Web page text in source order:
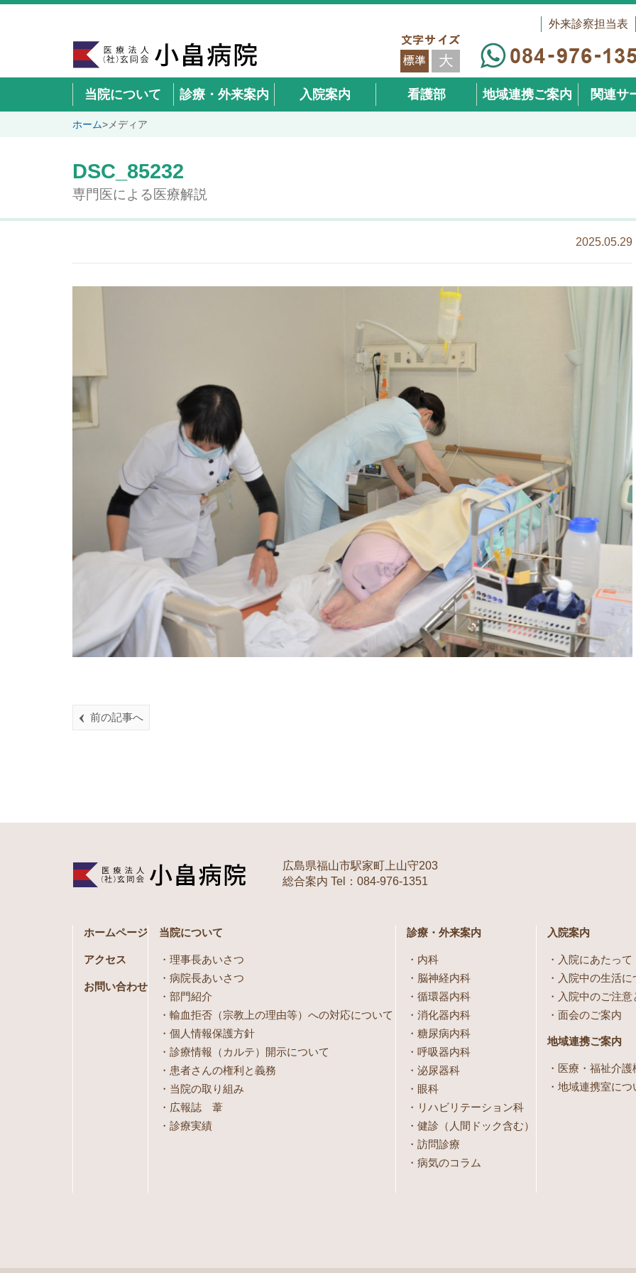
外来診察担当表
当院について 診療・外来案内 入院案内 看護部 地域連携ご案内 関連サ
ホーム> メディア
DSC_85232
専門医による医療解説
2025.05.29
前の記事へ
広島県福山市駅家町上山守203
総合案内 Tel：084-976-1351
ホームページ
アクセス
お問い合わせ
当院について
理事長あいさつ
病院長あいさつ
部門紹介
輸血拒否（宗教上の理由等）への対応について
個人情報保護方針
診療情報（カルテ）開示について
患者さんの権利と義務
当院の取り組み
広報誌 葦
診療実績
診療・外来案内
内科
脳神経内科
循環器内科
消化器内科
糖尿病内科
呼吸器内科
泌尿器科
眼科
リハビリテーション科
健診（人間ドック含む）
訪問診療
病気のコラム
入院案内
入院にあたって
入院中の生活に
入院中のご注意
面会のご案内
地域連携ご案内
医療・福祉介
地域連携室につ